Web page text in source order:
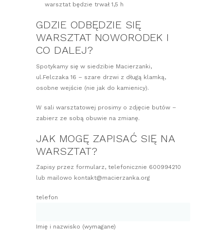
warsztat będzie trwał 1,5 h
GDZIE ODBĘDZIE SIĘ
WARSZTAT NOWORODEK I
CO DALEJ?
Spotykamy się w siedzibie Macierzanki,
ul.Felczaka 16 – szare drzwi z długą klamką,
osobne wejście (nie jak do kamienicy).
W sali warsztatowej prosimy o zdjęcie butów –
zabierz ze sobą obuwie na zmianę.
JAK MOGĘ ZAPISAĆ SIĘ NA
WARSZTAT?
Zapisy przez formularz, telefonicznie 600994210
lub mailowo kontakt@macierzanka.org
telefon
Imię i nazwisko (wymagane)